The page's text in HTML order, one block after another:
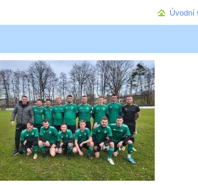
Úvodní